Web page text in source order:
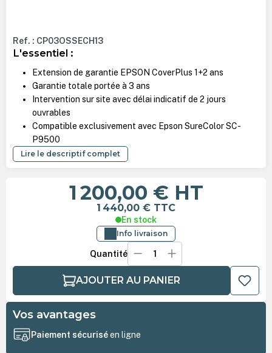
Ref. : CP03OSSECH13
L'essentiel :
Extension de garantie EPSON CoverPlus 1+2 ans
Garantie totale portée à 3 ans
Intervention sur site avec délai indicatif de 2 jours
ouvrables
Compatible exclusivement avec Epson SureColor SC-
P9500
Lire le descriptif complet
1 200,00 € HT
1 440,00 € TTC
En stock
Info livraison
Quantité
AJOUTER AU PANIER
Vos avantages
Paiement sécuriséen ligne